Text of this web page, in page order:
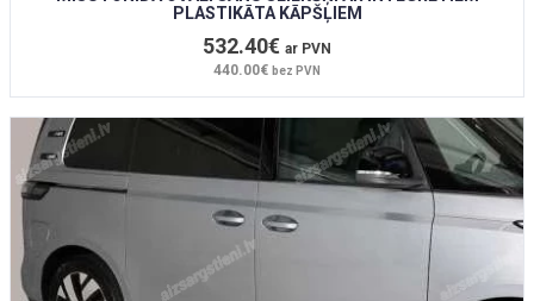
PLASTIKĀTA KĀPŠĻIEM
532.40€ ar PVN
440.00€ bez PVN